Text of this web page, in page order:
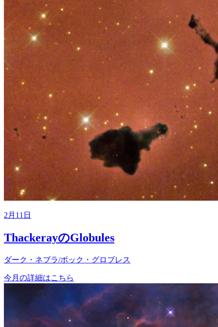
2月11日
ThackerayのGlobules
ダーク・ネブラ/ボック・グロブレス
今月の詳細はこちら